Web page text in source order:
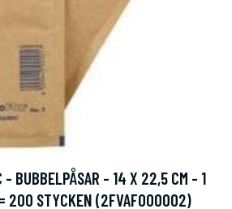
- BUBBELPÅSAR - 14 X 22,5 CM - 1
200 STYCKEN (2FVAF000002)